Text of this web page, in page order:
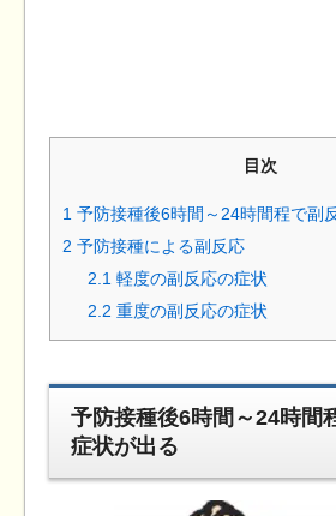
目次
1 予防接種後6時間～24時間程で副
2 予防接種による副反応
2.1 軽度の副反応の症状
2.2 重度の副反応の症状
予防接種後6時間～24時間
症状が出る